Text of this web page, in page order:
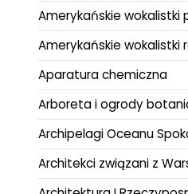
Amerykańskie wokalistki
Amerykańskie wokalistki
Aparatura chemiczna
Arboreta i ogrody
Archipelagi Oceanu
Architekci związani z